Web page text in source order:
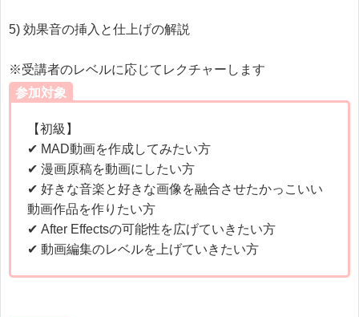
5) 効果音の挿入と仕上げの解説
※受講者のレベルに応じてレクチャーします
参加対象
【初級】
✔ MAD動画を作成してみたい方
✔ 漫画原稿を動画にしたい方
✔ 好きな音楽と好きな画像を融合させたかっこいい
動画作品を作りたい方
✔ After Effectsの可能性を広げていきたい方
✔ 動画編集のレベルを上げていきたい方